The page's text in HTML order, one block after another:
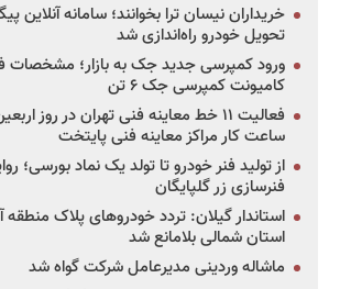
خریداران نیسان ترا بخوانند؛ سامانه آنلاین
تحویل خودرو راه‌اندازی شد
ورود کمپرسی جدید جک به بازار؛ مشخصات
کامیونت کمپرسی جک ۶ تن
فعالیت ۱۱ خط معاینه فنی تهران در روز
ساعت کار مراکز معاینه فنی پایتخت
از تولید فنر خودرو تا تولد یک نماد بورسی؛
فنرسازی زر گلپایگان
استان شمالی بلامانع شد
ماشاله وردینی مدیرعامل شرکت گواه شد